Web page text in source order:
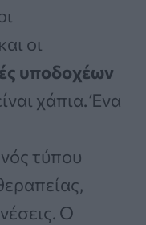
και οι
υποδοχέων
χάπια. Ένα
τύπου
Ο